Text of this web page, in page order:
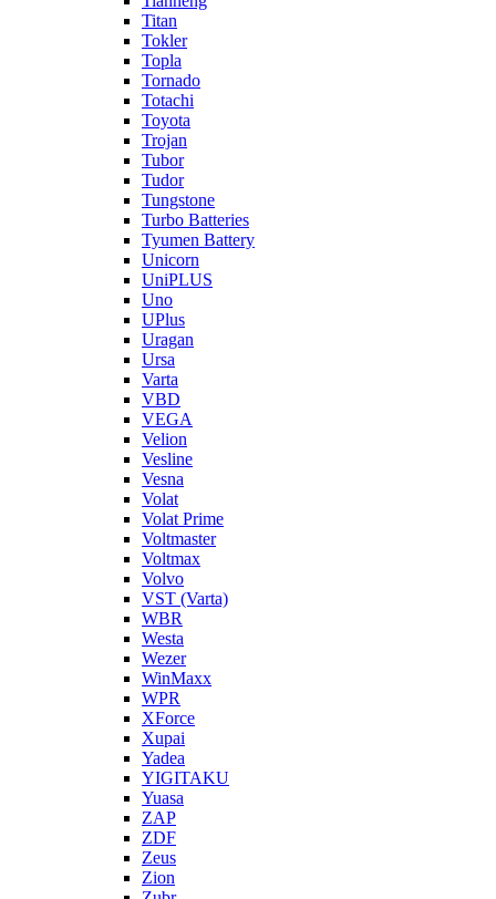
Titan
Tokler
Topla
Tornado
Totachi
Toyota
Trojan
Tubor
Tudor
Tungstone
Turbo Batteries
Tyumen Battery
Unicorn
UniPLUS
Uno
UPlus
Uragan
Ursa
Varta
VBD
VEGA
Velion
Vesline
Vesna
Volat
Volat Prime
Voltmaster
Voltmax
Volvo
VST (Varta)
WBR
Westa
Wezer
WinMaxx
WPR
XForce
Xupai
Yadea
YIGITAKU
Yuasa
ZAP
ZDF
Zeus
Zion